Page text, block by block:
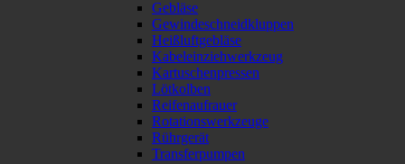
Gebläse
Gewindeschneidkluppen
Heißluftgebläse
Kabeleinziehwerkzeug
Kartuschenpressen
Lötkolben
Reifenaufrauer
Rotationswerkzeuge
Rührgerät
Transferpumpen